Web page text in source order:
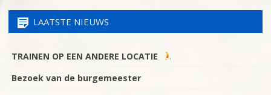
LAATSTE NIEUWS
TRAINEN OP EEN ANDERE LOCATIE
Bezoek van de burgemeester